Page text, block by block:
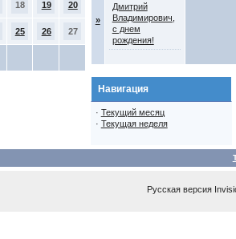
18 19 20
25 26 27
»
Дмитрий
Владимирович,
с днем
рождения!
Навигация
· Текущий месяц
· Текущая неделя
Русская версия